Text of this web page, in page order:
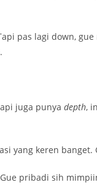
pas lagi down,
juga punya depth,
yang keren
pribadi sih